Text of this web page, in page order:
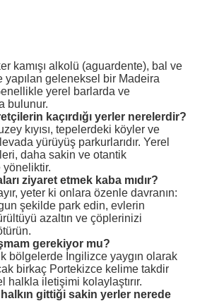
kamışı alkolü (aguardente), bal ve
yapılan geleneksel bir Madeira
yerel barlarda ve
bulunur.
kaçırdığı yerler nerelerdir?
kıyısı, tepelerdeki köyler ve
yürüyüş parkurlarıdır. Yerel
daha sakin ve otantik
ziyaret etmek kaba mıdır?
yeter ki onlara özenle davranın:
şekilde park edin, evlerin
azaltın ve çöplerinizi
gerekiyor mu?
bölgelerde İngilizce yaygın olarak
birkaç Portekizce kelime takdir
halkla iletişimi kolaylaştırır.
gittiği sakin yerler nerede